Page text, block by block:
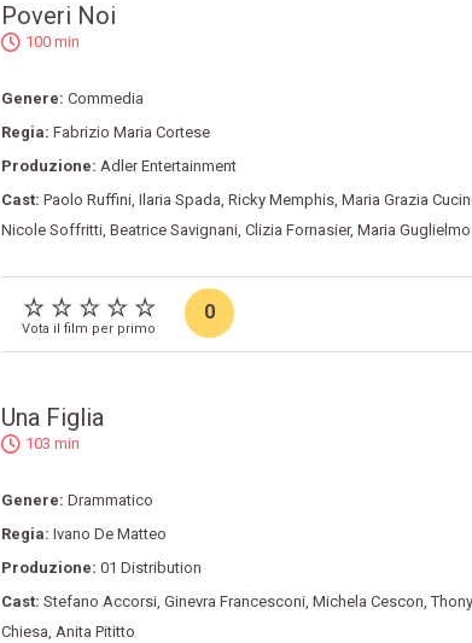
Poveri Noi
100 min
Genere: Commedia
Regia: Fabrizio Maria Cortese
Produzione: Adler Entertainment
Cast: Paolo Ruffini, Ilaria Spada, Ricky Memphis, Maria Grazia
Nicole Soffritti, Beatrice Savignani, Clizia Fornasier, Maria Guglielmo
Vota il film per primo
0
Una Figlia
103 min
Genere: Drammatico
Regia: Ivano De Matteo
Produzione: 01 Distribution
Cast: Stefano Accorsi, Ginevra Francesconi, Michela Cescon,Thony
Chiesa, Anita Pititto